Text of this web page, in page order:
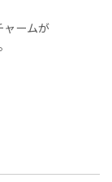
ャームが